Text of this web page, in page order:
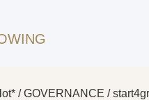
/GOVERNANCE /